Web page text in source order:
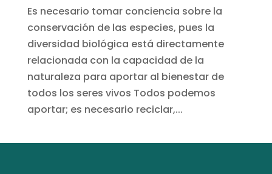
Es necesario tomar conciencia sobre la
conservación de las especies, pues la
diversidad biológica está directamente
relacionada con la capacidad de la
naturaleza para aportar al bienestar de
todos los seres vivos Todos podemos
aportar; es necesario reciclar,...